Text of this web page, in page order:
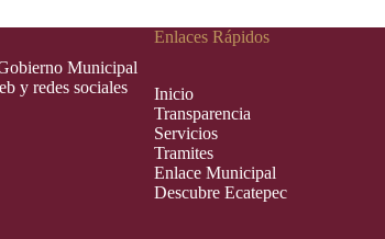
Municipal
y redes sociales
Enlaces Rápidos
Inicio
Transparencia
Servicios
Tramites
Enlace Municipal
Descubre Ecatepec